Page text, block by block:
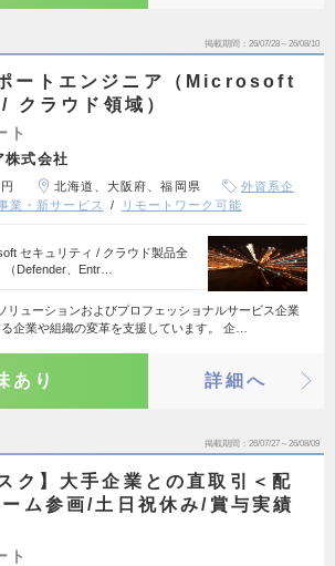
掲載期間 26/07/28～26/08/10
ートエンジニア（Microsoft
クラウド領域）
ト
株式会社
北海道、大阪府、福岡県
外資系企
業・新サービス リモートワーク可能
セキュリティ / クラウド製品全
Defender、Entr…
リューションおよびプロフェッショナルサービス企業
企業や組織の変革を支援しています。 企…
あり 詳細へ
掲載期間 26/07/27～26/08/09
ク】大手企業との直取引＜配
ム参画/土日祝休み/賞与実績
ト